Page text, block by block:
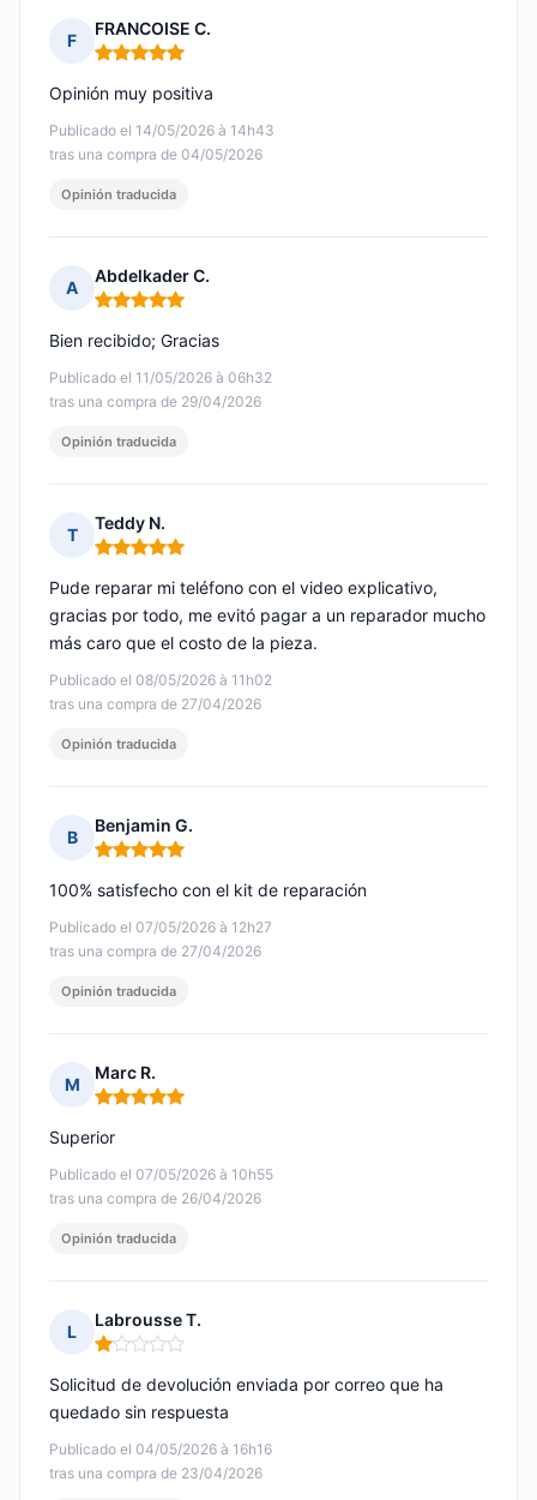
F
FRANCOISE C.
Nota: 5 de 5
Publicado el 14/05/2026 à 14h43
tras una compra de 04/05/2026
Opinión muy positiva
Opinión traducida
A
Abdelkader C.
Nota: 5 de 5
Publicado el 11/05/2026 à 06h32
tras una compra de 29/04/2026
Bien recibido; Gracias
Opinión traducida
T
Teddy N.
Nota: 5 de 5
Publicado el 08/05/2026 à 11h02
tras una compra de 27/04/2026
Pude reparar mi teléfono con el video explicativo,
gracias por todo, me evitó pagar a un reparador mucho
más caro que el costo de la pieza.
Opinión traducida
B
Benjamin G.
Nota: 5 de 5
Publicado el 07/05/2026 à 12h27
tras una compra de 27/04/2026
100% satisfecho con el kit de reparación
Opinión traducida
M
Marc R.
Nota: 5 de 5
Publicado el 07/05/2026 à 10h55
tras una compra de 26/04/2026
Superior
Opinión traducida
L
Labrousse T.
Nota: 1 de 5
Publicado el 04/05/2026 à 16h16
tras una compra de 23/04/2026
Solicitud de devolución enviada por correo que ha
quedado sin respuesta